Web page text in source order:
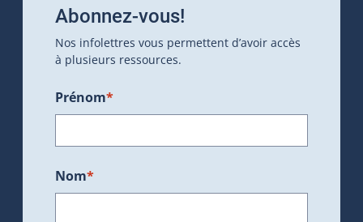
Abonnez-vous!
Nos infolettres vous permettent d’avoir accès
à plusieurs ressources.
Prénom*
Nom*